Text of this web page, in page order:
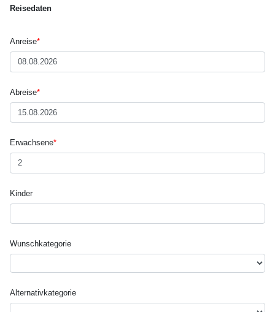
Reisedaten
Anreise*
Abreise*
Erwachsene*
Kinder
Wunsch­kategorie
Alternativ­kategorie